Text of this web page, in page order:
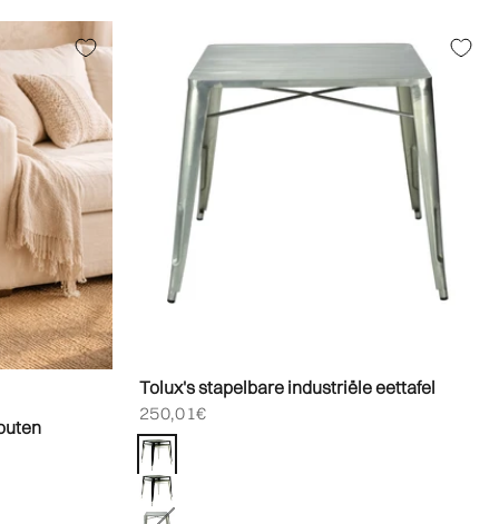
Tolux's stapelbare industriële eettafel
Biedprijs aanbieden
250,01€
Kleur
Wit
Zwart
Grijs